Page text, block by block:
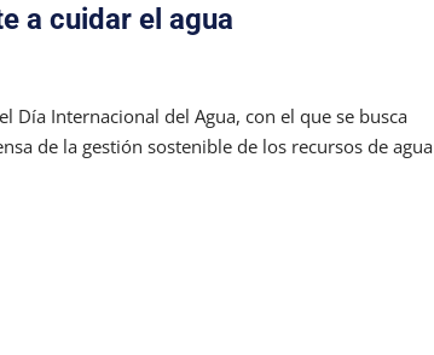
a cuidar el agua
Día Internacional del Agua, con el que se busca
de la gestión sostenible de los recursos de agua